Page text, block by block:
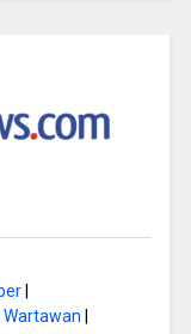
|
Wartawan